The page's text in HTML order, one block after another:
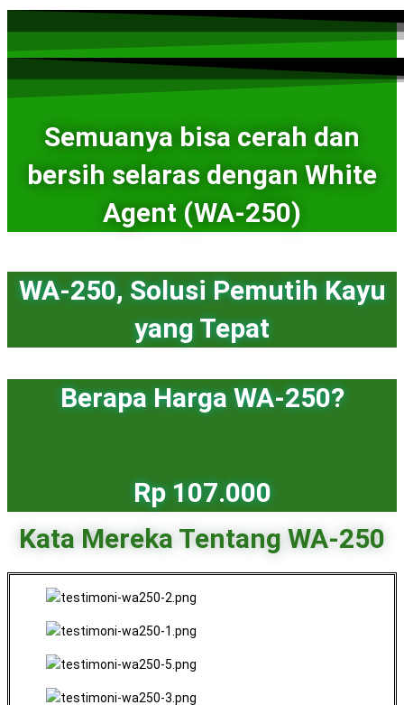
Semuanya bisa cerah dan
bersih selaras dengan White
Agent (WA-250)
WA-250, Solusi Pemutih Kayu
yang Tepat
Berapa Harga WA-250?
Rp 107.000
Kata Mereka Tentang WA-250